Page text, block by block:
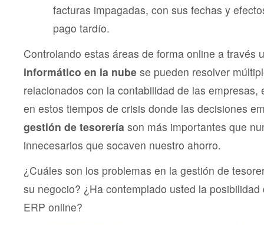
facturas impagadas, con sus fechas y
pago tardío.
Controlando estas áreas de forma online a través
informático en la nube se pueden resolver
relacionados con la contabilidad de las empresas,
en estos tiempos de crisis donde las decisiones
gestión de tesorería son más importantes que
innecesarios que socaven nuestro ahorro.
¿Cuáles son los problemas en la gestión de
su negocio? ¿Ha contemplado usted la
ERP online?